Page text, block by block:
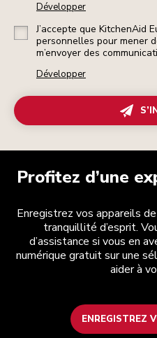
Développer
J’accepte que KitchenAid
personnelles pour mener
m’envoyer des
Développer
Profitez d’une
Enregistrez vos appareils
tranquillité d’esprit.
d’assistance si vous en
numérique gratuit sur une
aider à
ENREGISTREZ